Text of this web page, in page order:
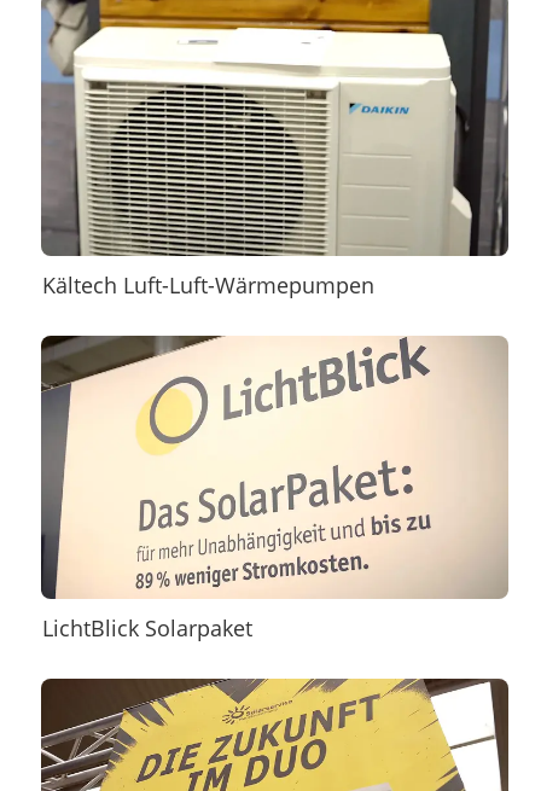
Kältech Luft-Luft-Wärmepumpen
LichtBlick Solarpaket